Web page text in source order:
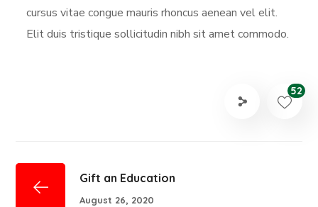
cursus vitae congue mauris rhoncus aenean vel elit.
Elit duis tristique sollicitudin nibh sit amet commodo.
52
Gift an Education
August 26, 2020